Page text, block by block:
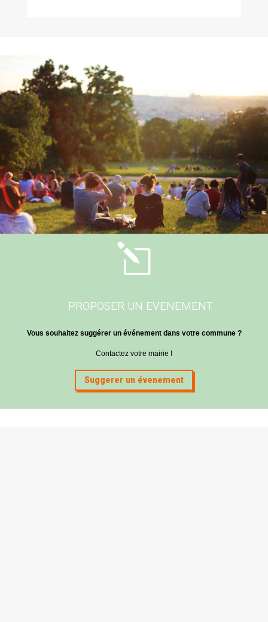
l
PROPOSER UN EVENEMENT
Vous souhaitez suggérer un événement dans votre commune ?
Contactez votre mairie !
Suggerer un évenement